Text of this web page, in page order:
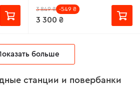
замком "Lock system"
3 849 ₴ -549 ₴
3 300 ₴
больше
станции и повербанки